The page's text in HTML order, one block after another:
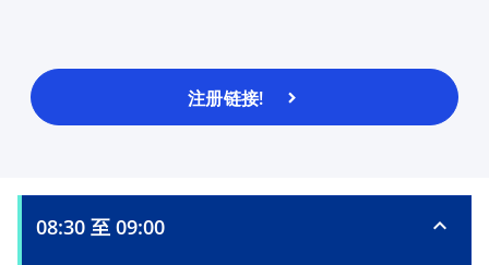
注册链接!
08:30 至 09:00